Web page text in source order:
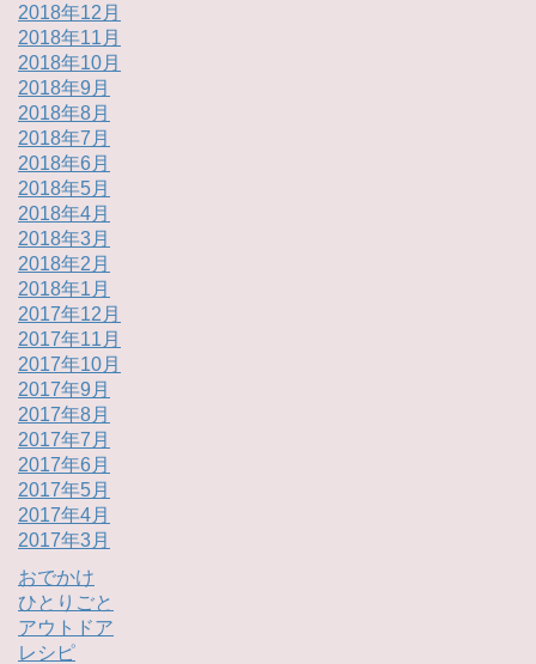
2018年12月
2018年11月
2018年10月
2018年9月
2018年8月
2018年7月
2018年6月
2018年5月
2018年4月
2018年3月
2018年2月
2018年1月
2017年12月
2017年11月
2017年10月
2017年9月
2017年8月
2017年7月
2017年6月
2017年5月
2017年4月
2017年3月
おでかけ
ひとりごと
アウトドア
レシピ